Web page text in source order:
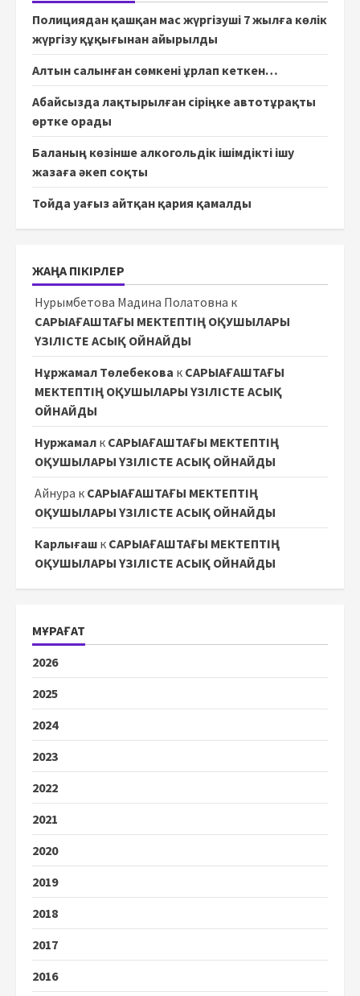
Полициядан қашқан мас жүргізуші 7 жылға көлік
жүргізу құқығынан айырылды
Алтын салынған сөмкені ұрлап кеткен…
Абайсызда лақтырылған сіріңке автотұрақты
өртке орады
Баланың көзінше алкогольдік ішімдікті ішу
жазаға әкеп соқты
Тойда уағыз айтқан қария қамалды
ЖАҢА ПІКІРЛЕР
Нурымбетова Мадина Полатовна к
САРЫАҒАШТАҒЫ МЕКТЕПТІҢ ОҚУШЫЛАРЫ
ҮЗІЛІСТЕ АСЫҚ ОЙНАЙДЫ
Нұржамал Төлебекова к САРЫАҒАШТАҒЫ
МЕКТЕПТІҢ ОҚУШЫЛАРЫ ҮЗІЛІСТЕ АСЫҚ
ОЙНАЙДЫ
Нуржамал к САРЫАҒАШТАҒЫ МЕКТЕПТІҢ
ОҚУШЫЛАРЫ ҮЗІЛІСТЕ АСЫҚ ОЙНАЙДЫ
Айнура к САРЫАҒАШТАҒЫ МЕКТЕПТІҢ
ОҚУШЫЛАРЫ ҮЗІЛІСТЕ АСЫҚ ОЙНАЙДЫ
Карлығаш к САРЫАҒАШТАҒЫ МЕКТЕПТІҢ
ОҚУШЫЛАРЫ ҮЗІЛІСТЕ АСЫҚ ОЙНАЙДЫ
МҰРАҒАТ
2026
2025
2024
2023
2022
2021
2020
2019
2018
2017
2016